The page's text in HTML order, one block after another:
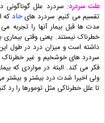
علت سردرد: سردرد علل گوناگونی
تقسیم می کنیم: سردرد هایحاد که
مدت ها قبل بیمار آنها را تجربه
خطرناک نیستند. یعنی وقتی بیماری
داشته است و میزان درد در طول
سردرد های خوشخیم و غیر
فکر می کند. البته در مواردی که
ولی اخیرا شدت درد بیشتر و بیشتر
تا علل خطرناکی مثل تومورها را رد